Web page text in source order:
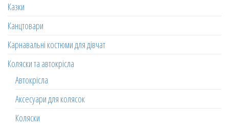
Казки
Канцтовари
Карнавальні костюми для дівчат
Коляски та автокрісла
Автокрісла
Аксесуари для колясок
Коляски